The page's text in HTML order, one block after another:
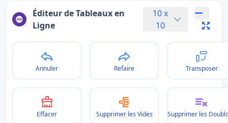
Éditeur de Tableaux en
Ligne
10x
10
Annuler Refaire Transposer
Effacer Supprimer les Vides Supprimer les